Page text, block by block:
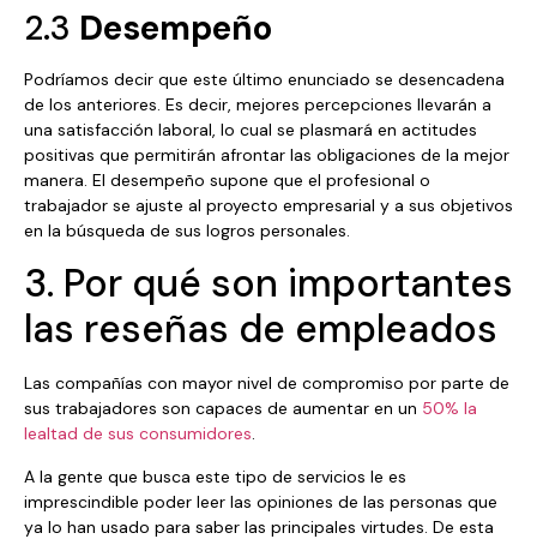
2.3 Desempeño
Podríamos decir que este último enunciado se desencadena
de los anteriores. Es decir, mejores percepciones llevarán a
una satisfacción laboral, lo cual se plasmará en actitudes
positivas que permitirán afrontar las obligaciones de la mejor
manera. El desempeño supone que el profesional o
trabajador se ajuste al proyecto empresarial y a sus objetivos
en la búsqueda de sus logros personales.
3. Por qué son importantes
las reseñas de empleados
Las compañías con mayor nivel de compromiso por parte de
sus trabajadores son capaces de aumentar en un 50% la
lealtad de sus consumidores.
A la gente que busca este tipo de servicios le es
imprescindible poder leer las opiniones de las personas que
ya lo han usado para saber las principales virtudes. De esta